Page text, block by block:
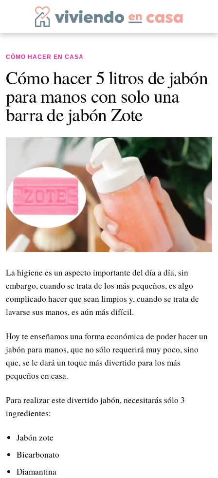
CÓMO HACER EN CASA
Cómo hacer 5 litros de jabón
para manos con solo una
barra de jabón Zote
La higiene es un aspecto importante del día a día, sin
embargo, cuando se trata de los más pequeños, es algo
complicado hacer que sean limpios y, cuando se trata de
lavarse sus manos, es aún más difícil.
Hoy te enseñamos una forma económica de poder hacer un
jabón para manos, que no sólo requerirá muy poco, sino
que, se le dará un toque más divertido para los más
pequeños en casa.
Para realizar este divertido jabón, necesitarás sólo 3
ingredientes:
Jabón zote
Bicarbonato
Diamantina